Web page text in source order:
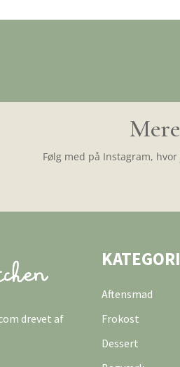
Følg med på Instagram,
drevet af
Aftensmad
Frokost
Dessert